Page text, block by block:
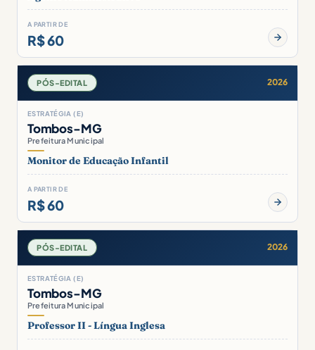
A PARTIR DE
R$ 60
PÓS-EDITAL 2026
ESTRATÉGIA (E)
Tombos-MG
Prefeitura Municipal
Monitor de Educação Infantil
A PARTIR DE
R$ 60
PÓS-EDITAL 2026
ESTRATÉGIA (E)
Tombos-MG
Prefeitura Municipal
Professor II - Língua Inglesa